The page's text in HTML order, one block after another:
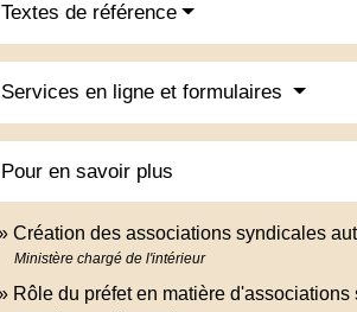
Textes de référence
Services en ligne et formulaires
Pour en savoir plus
Création des associations syndicales
Ministère chargé de l'intérieur
Rôle du préfet en matière